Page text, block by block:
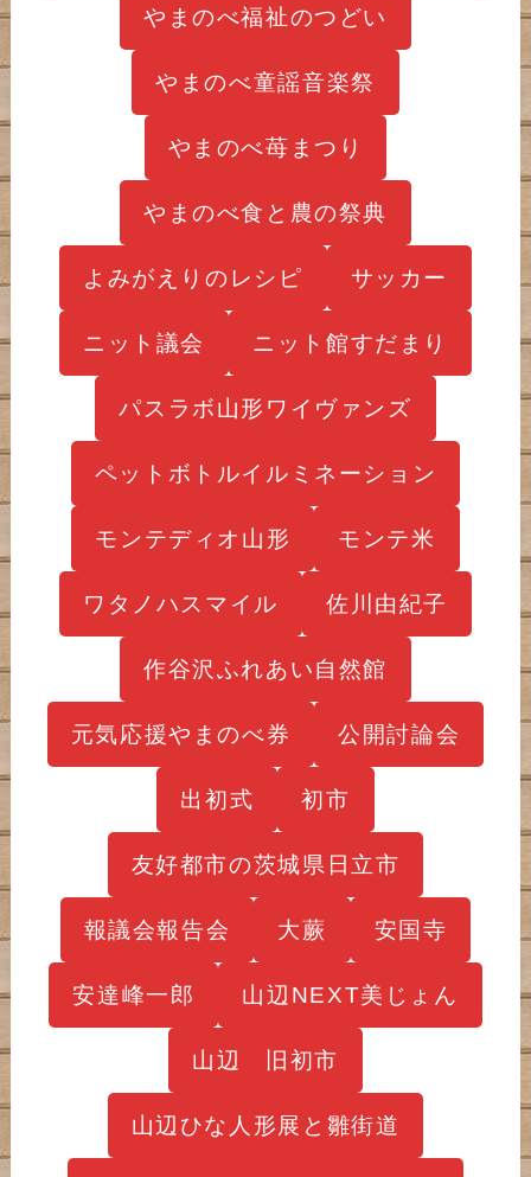
やまのべ福祉のつどい
やまのべ童謡音楽祭
やまのべ苺まつり
やまのべ食と農の祭典
よみがえりのレシピ サッカー
ニット議会 ニット館すだまり
パスラボ山形ワイヴァンズ
ペットボトルイルミネーション
モンテディオ山形 モンテ米
ワタノハスマイル 佐川由紀子
作谷沢ふれあい自然館
元気応援やまのべ券 公開討論会
出初式 初市
友好都市の茨城県日立市
報議会報告会 大蕨 安国寺
安達峰一郎 山辺NEXT美じょん
山辺 旧初市
山辺ひな人形展と雛街道